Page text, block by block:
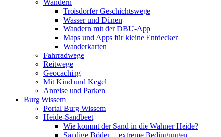
Wandern
Troisdorfer Geschichtswege
Wasser und Dünen
Wandern mit der DBU-App
Maps und Apps für kleine Entdecker
Wanderkarten
Fahrradwege
Reitwege
Geocaching
Mit Kind und Kegel
Anreise und Parken
Burg Wissem
Portal Burg Wissem
Heide-Sandbeet
Wie kommt der Sand in die Wahner Heide?
Sandige Böden – extreme Bedingungen